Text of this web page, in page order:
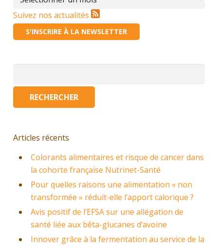
Suivez nos actualités
S'INSCRIRE À LA NEWSLETTER
Articles récents
Colorants alimentaires et risque de cancer dans
la cohorte française Nutrinet-Santé
Pour quelles raisons une alimentation « non
transformée » réduit-elle l’apport calorique ?
Avis positif de l’EFSA sur une allégation de
santé liée aux bêta-glucanes d’avoine
Innover grâce à la fermentation au service de la